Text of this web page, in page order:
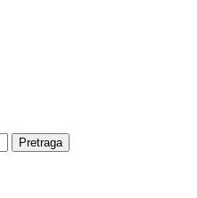
Pretraga